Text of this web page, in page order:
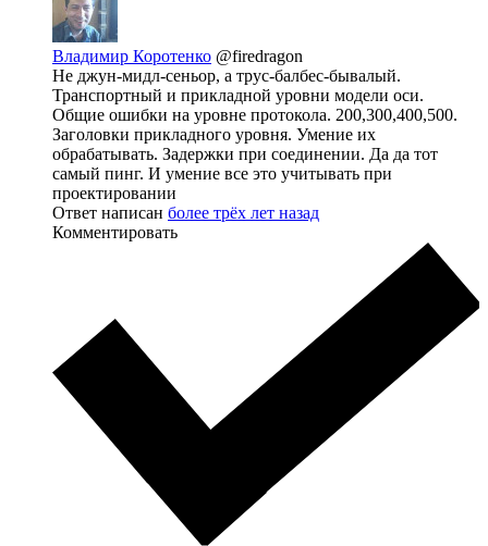
Владимир Коротенко @firedragon
Не джун-мидл-сеньор, а трус-балбес-бывалый.
Транспортный и прикладной уровни модели оси.
Общие ошибки на уровне протокола. 200,300,400,500.
Заголовки прикладного уровня. Умение их
обрабатывать. Задержки при соединении. Да да тот
самый пинг. И умение все это учитывать при
проектировании
Ответ написан более трёх лет назад
Комментировать